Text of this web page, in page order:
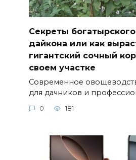
Секреты
дайкона или как
гигантский сочный
своем участке
Современное
для дачников и
0 181